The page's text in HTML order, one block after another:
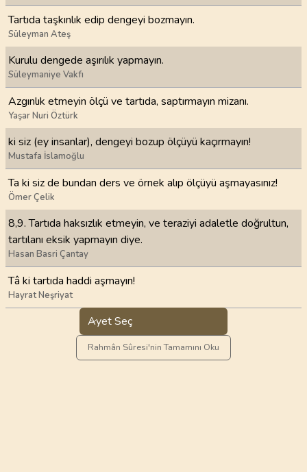
Tartıda taşkınlık edip dengeyi bozmayın.
Süleyman Ateş
Kurulu dengede aşırılık yapmayın.
Süleymaniye Vakfı
Azgınlık etmeyin ölçü ve tartıda, saptırmayın mizanı.
Yaşar Nuri Öztürk
ki siz (ey insanlar), dengeyi bozup ölçüyü kaçırmayın!
Mustafa İslamoğlu
Ta ki siz de bundan ders ve örnek alıp ölçüyü aşmayasınız!
Ömer Çelik
8,9. Tartıda haksızlık etmeyin, ve teraziyi adaletle doğrultun,
tartılanı eksik yapmayın diye.
Hasan Basri Çantay
Tâ ki tartıda haddi aşmayın!
Hayrat Neşriyat
Ayet Seç
Rahmân Sûresi'nin Tamamını Oku